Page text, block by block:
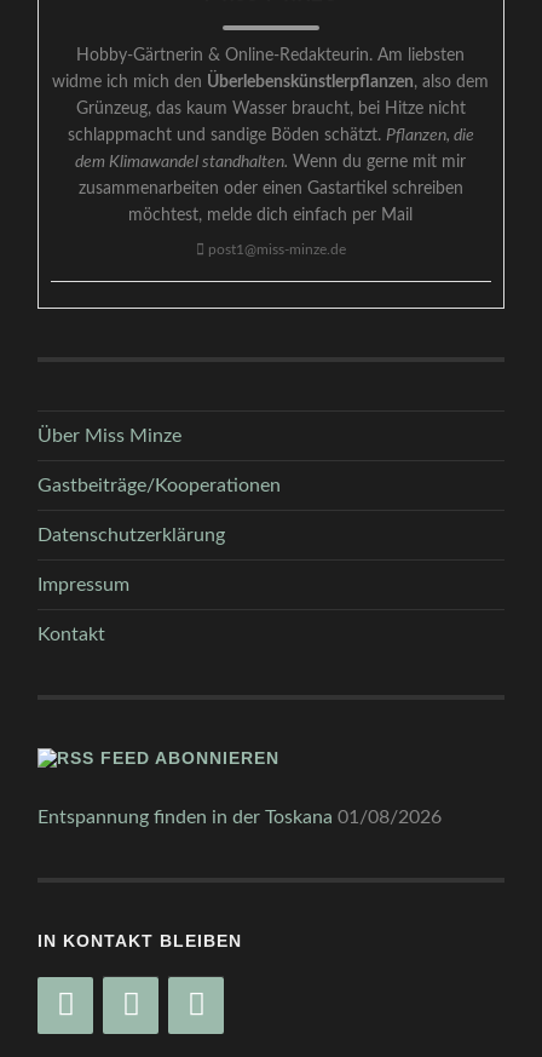
Hobby-Gärtnerin & Online-Redakteurin. Am liebsten
widme ich mich den Überlebenskünstlerpflanzen, also dem
Grünzeug, das kaum Wasser braucht, bei Hitze nicht
schlappmacht und sandige Böden schätzt. Pflanzen, die
dem Klimawandel standhalten. Wenn du gerne mit mir
zusammenarbeiten oder einen Gastartikel schreiben
möchtest, melde dich einfach per Mail
post1@miss-minze.de
Über Miss Minze
Gastbeiträge/Kooperationen
Datenschutzerklärung
Impressum
Kontakt
FEED ABONNIEREN
Entspannung finden in der Toskana 01/08/2026
IN KONTAKT BLEIBEN